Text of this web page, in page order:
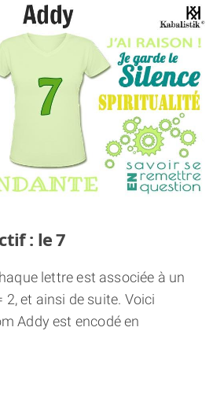
: le 7
lettre est associée à un
2, et ainsi de suite. Voici
Addy est encodé en
« DOUBLE JE »
LA NUMÉROLOGIE
LA NUMÉROLOGIE
PRÉNOMS